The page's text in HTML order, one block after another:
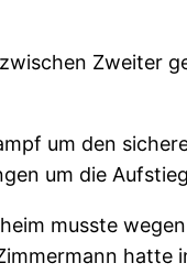
Zweiter
um den
um die
musste